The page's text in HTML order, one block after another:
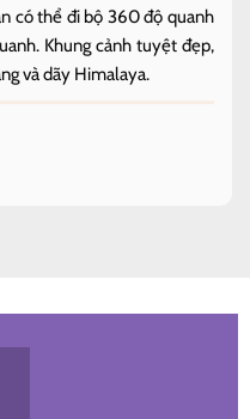
có thể đi bộ 360 độ quanh
Khung cảnh tuyệt đẹp,
và dãy Himalaya.